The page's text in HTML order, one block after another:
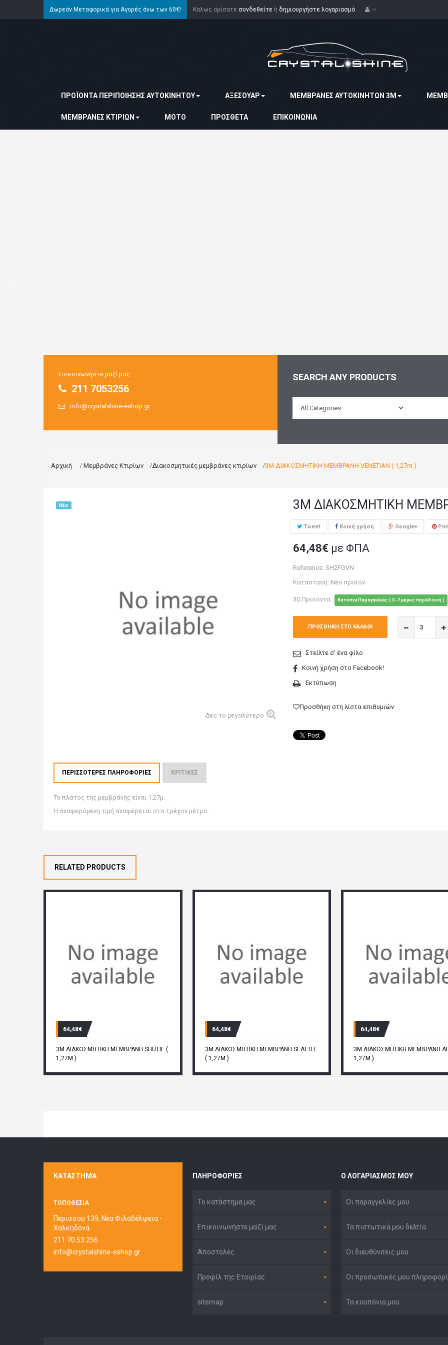
Δωρεάν Μεταφορικά για Αγορές άνω των 60€! Καλως ορίσατε συνδεθείτε ή δημιουργήστε λογαριασμό
ΠΡΟΪΌΝΤΑ ΠΕΡΙΠΟΊΗΣΗΣ ΑΥΤΟΚΙΝΉΤΟΥ ΑΞΕΣΟΥΆΡ MΕΜΒΡΆΝΕΣ ΑΥΤΟΚΙΝΉΤΩΝ 3Μ
ΜΕΜΒΡΆΝΕΣ ΚΤΙΡΊΩΝ ΜΌΤΟ ΠΡΌΣΘΕΤΑ ΕΠΙΚΟΙΝΩΝΊΑ
Επικοινωνήστε μαζί μας
211 7053256
info@crystalshine-eshop.gr
SEARCH ANY PRODUCTS
Αρχική Μεμβράνες Κτιρίων Διακοσμητικές μεμβράνες κτιρίων 3M ΔΙΑΚΟΣΜΗΤΙΚΗ ΜΕΜΒΡΑΝΗ VENETIAN ( 1,27m )
Νέο
Δες το μεγαλύτερο
3M ΔΙΑΚΟΣΜΗΤΙΚΗ
Tweet Κοινή χρήση Google+
64,48€ με ΦΠΑ
Reference: SH2FGVN
Κατάσταση: Νέο προϊόν
30 Προϊόντα Κατόπιν Παραγγελίας ( 5-7 μέρες παράδοση )
ΠΡΟΣΘΉΚΗ ΣΤΟ ΚΑΛΆΘΙ
Στείλτε σ' ένα φίλο
Κοινή χρήση στο Facebook!
Εκτύπωση
Προσθήκη στη λίστα επιθυμιών
ΠΕΡΙΣΣΌΤΕΡΕΣ ΠΛΗΡΟΦΟΡΊΕΣ ΚΡΙΤΙΚΈΣ
Το πλάτος της μεμβράνης είναι 1,27μ.
Η αναφερόμενη τιμή αναφέρεται στο τρέχον μέτρο .
RELATED PRODUCTS
64,48€
3M ΔΙΑΚΟΣΜΗΤΙΚΗ ΜΕΜΒΡΑΝΗ SHUTIE (
1,27M )
64,48€
3M ΔΙΑΚΟΣΜΗΤΙΚΗ ΜΕΜΒΡΑΝΗ SEATTLE
( 1,27M )
64,48€
3M ΔΙΑΚΟΣΜΗΤΙΚΗ ΜΕΜΒΡΑΝΗ
1,27M )
ΚΑΤΆΣΤΗΜΑ
ΤΟΠΟΘΕΣΙΑ
Περισσου 139, Νεα Φιλαδέλφεια -
Χαλκηδόνα
211 70 53 256
info@crystalshine-eshop.gr
ΠΛΗΡΟΦΟΡΊΕΣ
Το κατάστημα μας
Επικοινωνήστε μαζί μας
Αποστολές
Προφίλ της Εταιρίας
sitemap
Ο ΛΟΓΑΡΙΑΣΜΌΣ ΜΟΥ
Οι παραγγελίες μου
Τα πιστωτικά μου δελτία
Οι διευθύνσεις μου
Οι προσωπικές μου
Τα κουπόνια μου